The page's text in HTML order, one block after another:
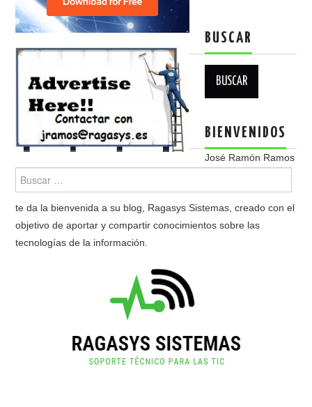
BUSCAR
BIENVENIDOS
José Ramón Ramos
te da la bienvenida a su blog, Ragasys Sistemas, creado con el
objetivo de aportar y compartir conocimientos sobre las
tecnologías de la información.